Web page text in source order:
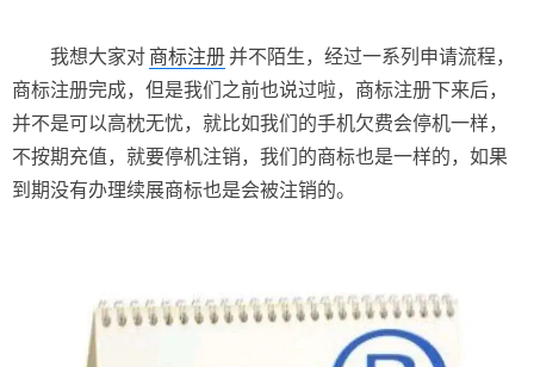
我想大家对 商标注册并不陌生，经过一系列申请流程，
商标注册完成，但是我们之前也说过啦，商标注册下来后，
并不是可以高枕无忧，就比如我们的手机欠费会停机一样，
不按期充值，就要停机注销，我们的商标也是一样的，如果
到期没有办理续展商标也是会被注销的。